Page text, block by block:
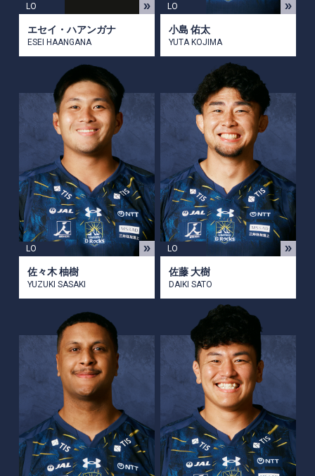
LO
エセイ・ハアンガナ
ESEI HAANGANA
LO
小島 佑太
YUTA KOJIMA
LO
佐々木 柚樹
YUZUKI SASAKI
LO
佐藤 大樹
DAIKI SATO